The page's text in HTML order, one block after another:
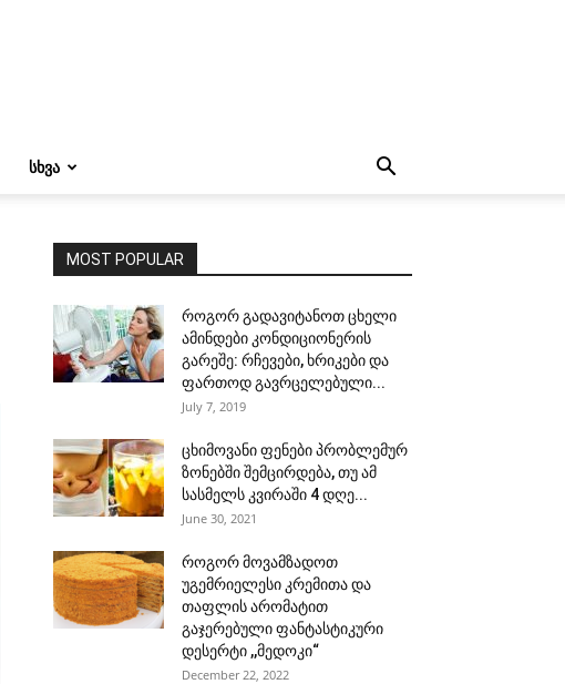
ᲡᲮᲕᲐ
MOST POPULAR
როგორ გადავიტანოთ ცხელი
ამინდები კონდიციონერის
გარეშე: რჩევები, ხრიკები და
ფართოდ გავრცელებული...
July 7, 2019
ცხიმოვანი ფენები პრობლემურ
ზონებში შემცირდება, თუ ამ
სასმელს კვირაში 4 დღე...
June 30, 2021
როგორ მოვამზადოთ
უგემრიელესი კრემითა და
თაფლის არომატით
გაჯერებული ფანტასტიკური
დესერტი ,,მედოკი“
December 22, 2022